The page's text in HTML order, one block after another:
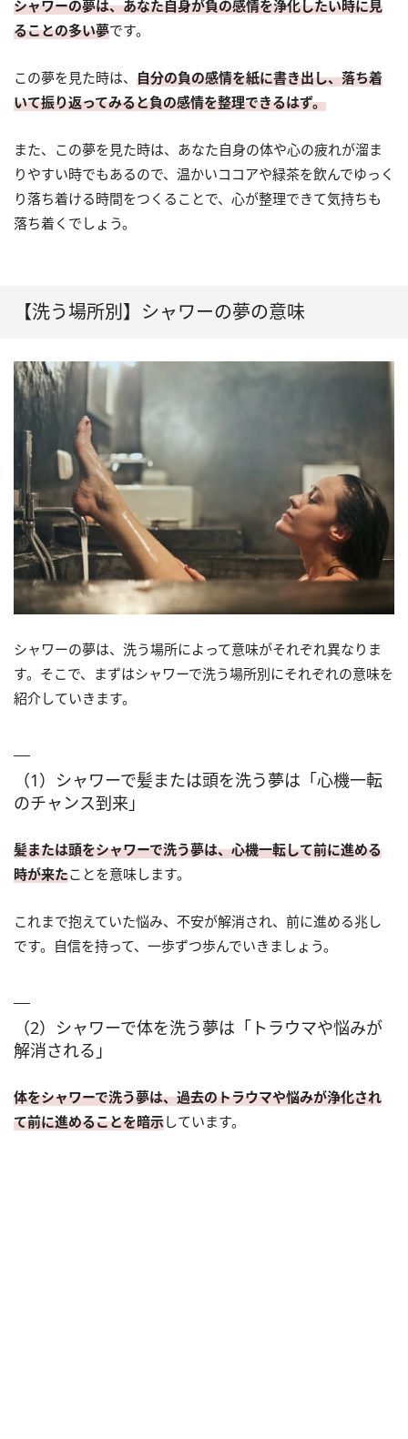
シャワーの夢は、あなた自身が負の感情を浄化したい時に見
ることの多い夢です。
この夢を見た時は、 自分の負の感情を紙に書き出し、落ち着
いて振り返ってみると負の感情を整理できるはず。
また、この夢を見た時は、あなた自身の体や心の疲れが溜ま
りやすい時でもあるので、温かいココアや緑茶を飲んでゆっく
り落ち着ける時間をつくることで、心が整理できて気持ちも
落ち着くでしょう。
【洗う場所別】シャワーの夢の意味
シャワーの夢は、洗う場所によって意味がそれぞれ異なりま
す。そこで、まずはシャワーで洗う場所別にそれぞれの意味を
紹介していきます。
（1）シャワーで髪または頭を洗う夢は「心機一転
のチャンス到来」
髪または頭をシャワーで洗う夢は、心機一転して前に進める
時が来たことを意味します。
これまで抱えていた悩み、不安が解消され、前に進める兆し
です。自信を持って、一歩ずつ歩んでいきましょう。
（2）シャワーで体を洗う夢は「トラウマや悩みが
解消される」
体をシャワーで洗う夢は、過去のトラウマや悩みが浄化され
て前に進めることを暗示しています。